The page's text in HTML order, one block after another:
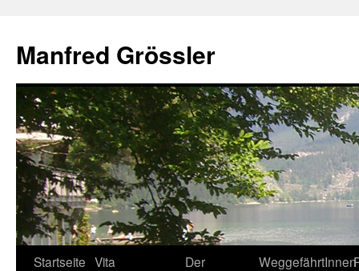
Manfred Grössler
Zum
Startseite Vita
Der
WeggefährtInnen